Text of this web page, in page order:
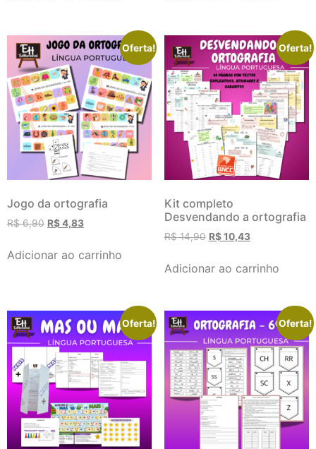
Oferta!
Jogo da ortografia
R$6,90 R$4,83
Adicionar ao carrinho
Oferta!
Kit completo
Desvendando a ortografia
R$14,90 R$10,43
Adicionar ao carrinho
Oferta! Oferta!